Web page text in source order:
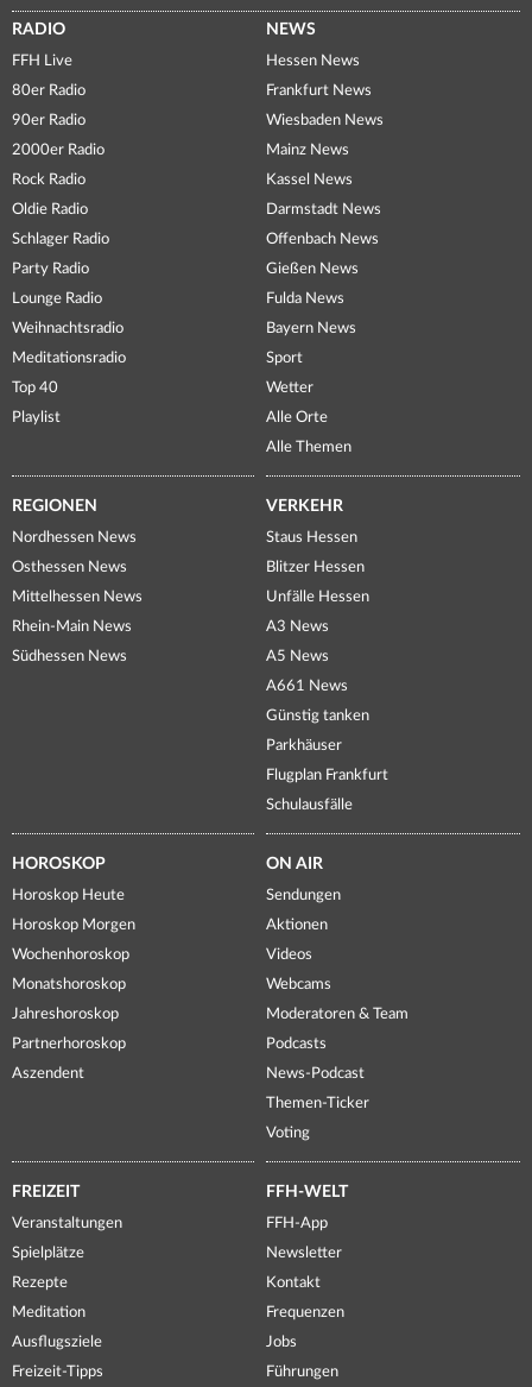
RADIO
FFH Live
80er Radio
90er Radio
2000er Radio
Rock Radio
Oldie Radio
Schlager Radio
Party Radio
Lounge Radio
Weihnachtsradio
Meditationsradio
Top 40
Playlist
NEWS
Hessen News
Frankfurt News
Wiesbaden News
Mainz News
Kassel News
Darmstadt News
Offenbach News
Gießen News
Fulda News
Bayern News
Sport
Wetter
Alle Orte
Alle Themen
REGIONEN
Nordhessen News
Osthessen News
Mittelhessen News
Rhein-Main News
Südhessen News
VERKEHR
Staus Hessen
Blitzer Hessen
Unfälle Hessen
A3 News
A5 News
A661 News
Günstig tanken
Parkhäuser
Flugplan Frankfurt
Schulausfälle
HOROSKOP
Horoskop Heute
Horoskop Morgen
Wochenhoroskop
Monatshoroskop
Jahreshoroskop
Partnerhoroskop
Aszendent
ON AIR
Sendungen
Aktionen
Videos
Webcams
Moderatoren & Team
Podcasts
News-Podcast
Themen-Ticker
Voting
FREIZEIT
Veranstaltungen
Spielplätze
Rezepte
Meditation
Ausflugsziele
Freizeit-Tipps
FFH-WELT
FFH-App
Newsletter
Kontakt
Frequenzen
Jobs
Führungen